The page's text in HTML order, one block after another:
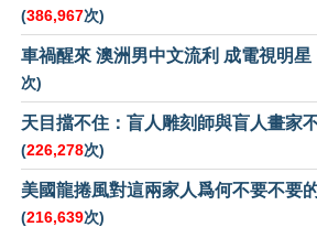
(386,967次)
車禍醒來 澳洲男中文流利 成電視明星
次)
天目擋不住：盲人雕刻師與盲人畫家
(226,278次)
美國龍捲風對這兩家人爲何不要不要
(216,639次)